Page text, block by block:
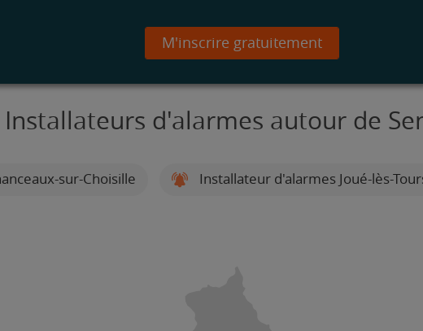
M'inscrire gratuitement
Installateurs d'alarmes autour de
sur-Choisille Installateur d'alarmes Joué-lès-